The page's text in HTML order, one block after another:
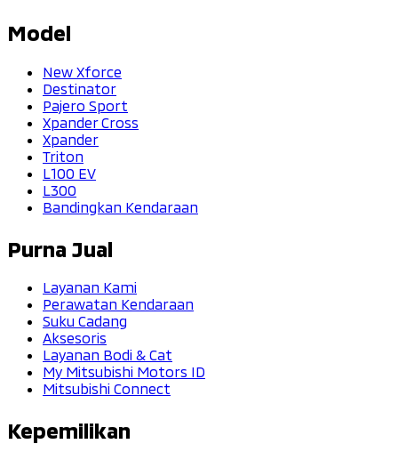
Model
New Xforce
Destinator
Pajero Sport
Xpander Cross
Xpander
Triton
L100 EV
L300
Bandingkan Kendaraan
Purna Jual
Layanan Kami
Perawatan Kendaraan
Suku Cadang
Aksesoris
Layanan Bodi & Cat
My Mitsubishi Motors ID
Mitsubishi Connect
Kepemilikan